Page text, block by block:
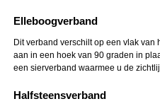
Elleboogverband
Dit verband verschilt op een vlak van
aan in een hoek van 90 graden in
een sierverband waarmee u de
Halfsteensverband